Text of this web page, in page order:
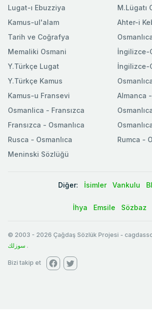
Lugat-ı Ebuzziya
M.Lügatı
Kamus-ul'alam
Tarih ve Coğrafya
Memaliki Osmani
Y.Türkçe Lugat
Y.Türkçe Kamus
Ahter-i
İngilizce-
İngilizce-
Kamus-u Fransevi
Osmanlica - Fransızca
Fransızca - Osmanlıca
Rusca - Osmanlıca
Meninski Sözlüğü
Almanca
Rumca -
Diğer: İsimler Vankulu
İhya Emsile Sözbaz
© 2003 - 2026 Çağdaş Sözlük Projesi -
سوزلك .
Bizi takip et